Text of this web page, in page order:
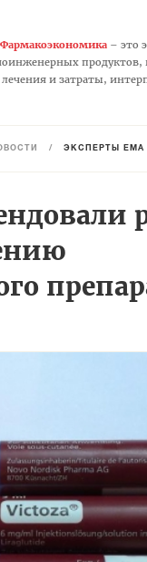
Фармакоэкономика– это
продуктов,
лечения и затраты,
/ ЭКСПЕРТЫ ЕМА